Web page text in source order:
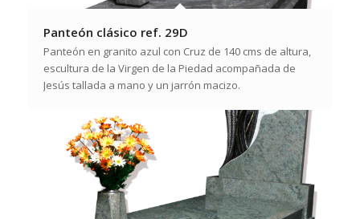
Panteón clásico ref. 29D
Panteón en granito azul con Cruz de 140 cms de altura,
escultura de la Virgen de la Piedad acompañada de
Jesús tallada a mano y un jarrón macizo.